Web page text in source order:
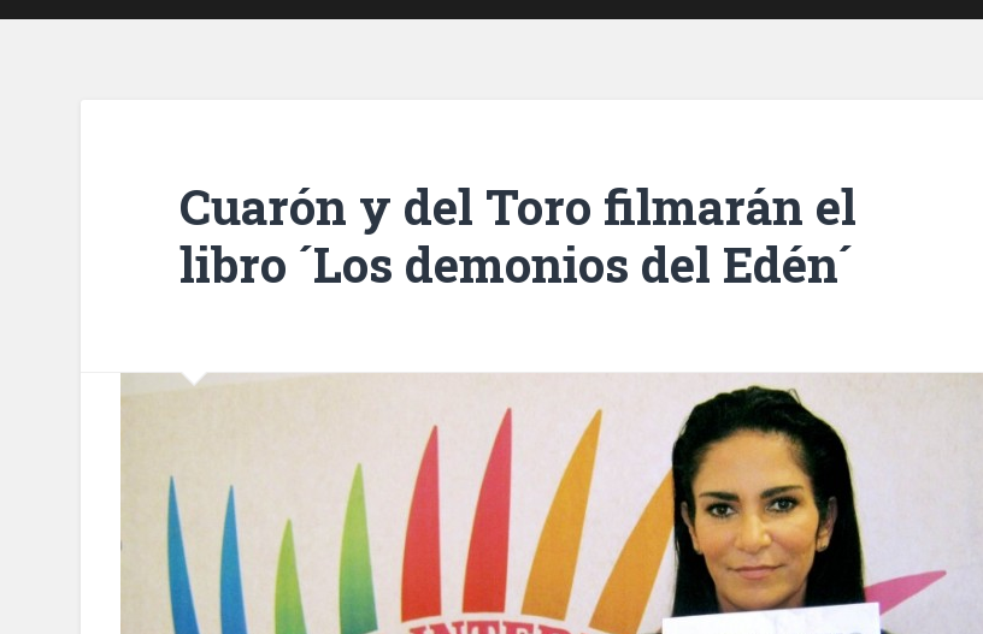
Cuarón y del Toro filmarán el
libro ´Los demonios del Edén´